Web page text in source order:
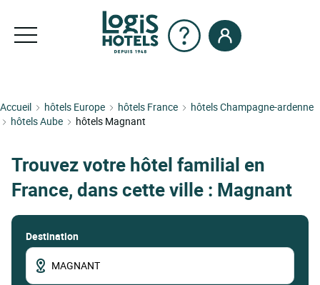
Accueil hôtels Europe hôtels France
hôtels Champagne-ardenne
hôtels Aube
hôtels Magnant
Trouvez votre hôtel familial en
France, dans cette ville : Magnant
Destination